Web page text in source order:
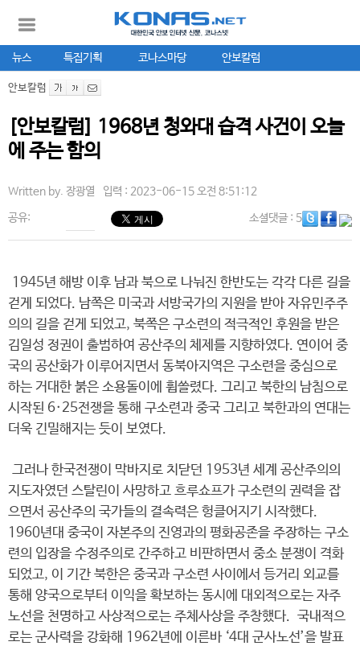
뉴스 특집기획 코나스마당 안보칼럼
안보칼럼
[안보칼럼] 1968년 청와대 습격 사건이 오늘
에 주는 함의
Written by. 장광열 입력 : 2023-06-15 오전 8:51:12
공유: 소셜댓글: 5
1945년 해방 이후 남과 북으로 나눠진 한반도는 각각 다른 길을
걷게 되었다. 남쪽은 미국과 서방국가의 지원을 받아 자유민주주
의의 길을 걷게 되었고, 북쪽은 구소련의 적극적인 후원을 받은
김일성 정권이 출범하여 공산주의 체제를 지향하였다. 연이어 중
국의 공산화가 이루어지면서 동북아지역은 구소련을 중심으로
하는 거대한 붉은 소용돌이에 휩쓸렸다. 그리고 북한의 남침으로
시작된 6·25전쟁을 통해 구소련과 중국 그리고 북한과의 연대는
더욱 긴밀해지는 듯이 보였다.
그러나 한국전쟁이 막바지로 치닫던 1953년 세계 공산주의의
지도자였던 스탈린이 사망하고 흐루쇼프가 구소련의 권력을 잡
으면서 공산주의 국가들의 결속력은 헝클어지기 시작했다.
1960년대 중국이 자본주의 진영과의 평화공존을 주장하는 구소
련의 입장을 수정주의로 간주하고 비판하면서 중소 분쟁이 격화
되었고, 이 기간 북한은 중국과 구소련 사이에서 등거리 외교를
통해 양국으로부터 이익을 확보하는 동시에 대외적으로는 자주
노선을 천명하고 사상적으로는 주체사상을 주창했다. 국내적으
로는 군사력을 강화해 1962년에 이른바 ‘4대 군사노선’을 발표